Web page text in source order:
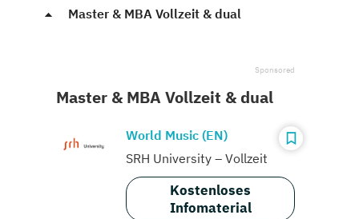
Master & MBA Vollzeit & dual
Master & MBA Vollzeit & dual
World Music (EN)
SRH University – Vollzeit
Kostenloses
Infomaterial